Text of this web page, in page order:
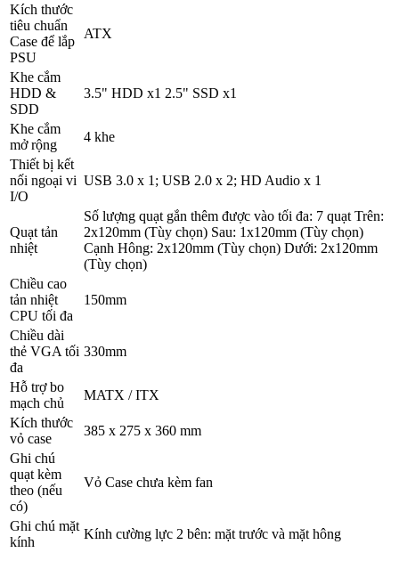
Kích thước
tiêu chuẩn
Case để lắp
PSU
ATX
Khe cắm
HDD &
SDD
3.5" HDD x1 2.5" SSD x1
Khe cắm
mở rộng
4 khe
Thiết bị kết
nối ngoại vi
I/O
USB 3.0 x 1; USB 2.0 x 2; HD Audio x 1
Quạt tản
nhiệt
Số lượng quạt gắn thêm được vào tối đa: 7 quạt Trên:
2x120mm (Tùy chọn) Sau: 1x120mm (Tùy chọn)
Cạnh Hông: 2x120mm (Tùy chọn) Dưới: 2x120mm
(Tùy chọn)
Chiều cao
tản nhiệt
CPU tối đa
150mm
Chiều dài
thẻ VGA tối
đa
330mm
Hỗ trợ bo
mạch chủ
MATX / ITX
Kích thước
vỏ case
385 x 275 x 360 mm
Ghi chú
quạt kèm
theo (nếu
có)
Vỏ Case chưa kèm fan
Ghi chú mặt
kính
Kính cường lực 2 bên: mặt trước và mặt hông